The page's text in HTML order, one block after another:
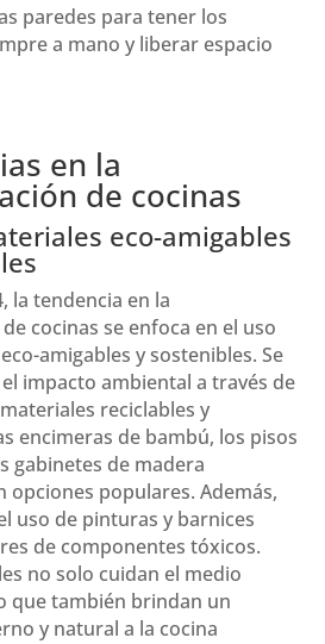
paredes para tener los
a mano y liberar espacio
en la
de cocinas
eco-amigables
la tendencia en la
cocinas se enfoca en el uso
amigables y sostenibles. Se
impacto ambiental a través de
reciclables y
encimeras de bambú, los pisos
gabinetes de madera
opciones populares. Además,
uso de pinturas y barnices
de componentes tóxicos.
no solo cuidan el medio
que también brindan un
y natural a la cocina